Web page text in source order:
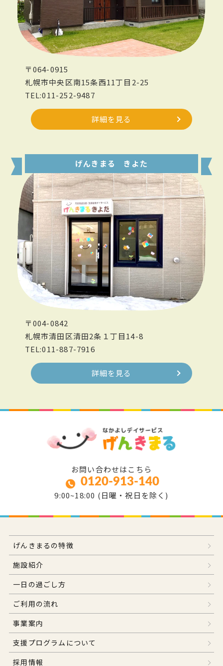
〒064-0915
札幌市中央区南15条西11丁目2-25
TEL:011-252-9487
詳細を見る
げんきまる きよた
〒004-0842
札幌市清田区清田2条１丁目14-8
TEL:011-887-7916
詳細を見る
お問い合わせはこちら
0120-913-140
9:00~18:00 (日曜・祝日を除く)
げんきまるの特徴
施設紹介
一日の過ごし方
ご利用の流れ
事業案内
支援プログラムについて
採用情報